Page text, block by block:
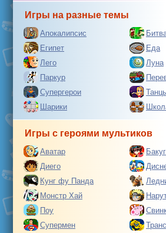
Игры на разные темы
Апокалипсис
Египет
Еда
Лего
Луна
Паркур
Супергерои
Шарики
Игры с героями мультиков
Аватар
Диего
Кунг фу Панда
Монстр Хай
Поу
Супермен